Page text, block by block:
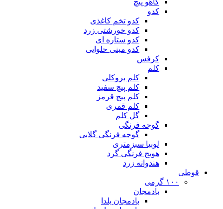
کدو
کدو تخم کاغذی
کدو خورشتی زرد
کدو ستاره ای
کدو مینی حلوایی
کرفس
کلم
کلم بروکلی
کلم پیچ سفید
کلم پیچ قرمز
کلم قمری
گل کلم
گوجه فرنگی
گوجه فرنگی گلابی
لوبیا سبزمتری
هویج فرنگی گرد
هندوانه زرد
قوطی
۱۰۰ گرمی
بادمجان
بادمجان یلدا